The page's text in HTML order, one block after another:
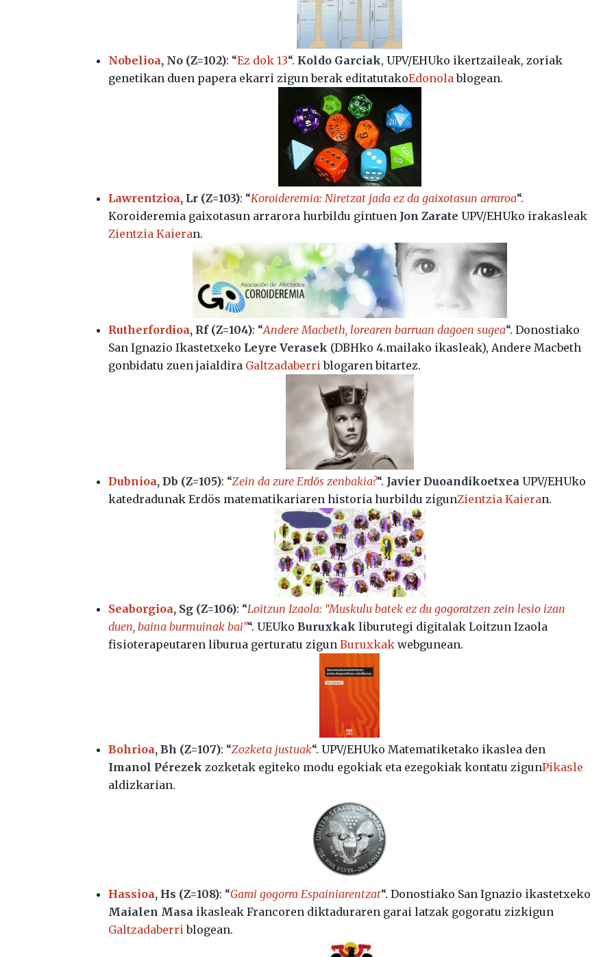
Nobelioa, No (Z=102): “Ez dok 13“. Koldo Garciak, UPV/EHUko ikertzaileak, zoriak
genetikan duen papera ekarri zigun berak editatutakoEdonola blogean.
Lawrentzioa, Lr (Z=103): “Koroideremia: Niretzat jada ez da gaixotasun arraroa“.
Koroideremia gaixotasun arrarora hurbildu gintuen Jon Zarate UPV/EHUko irakasleak
Zientzia Kaieran.
Rutherfordioa, Rf (Z=104): “Andere Macbeth, lorearen barruan dagoen sugea“. Donostiako
San Ignazio Ikastetxeko Leyre Verasek (DBHko 4.mailako ikasleak), Andere Macbeth
gonbidatu zuen jaialdira Galtzadaberriblogaren bitartez.
Dubnioa, Db (Z=105): “Zein da zure Erdös zenbakia?“. Javier Duoandikoetxea UPV/EHUko
katedradunak Erdös matematikariaren historia hurbildu zigunZientzia Kaieran.
Seaborgioa, Sg (Z=106): “Loitzun Izaola: “Muskulu batek ez du gogoratzen zein lesio izan
duen, baina burmuinak bai”“. UEUkoBuruxkak liburutegi digitalak Loitzun Izaola
fisioterapeutaren liburua gerturatu zigunBuruxkak webgunean.
Bohrioa, Bh (Z=107): “Zozketa justuak“. UPV/EHUko Matematiketako ikaslea den
Imanol Pérezek zozketak egiteko modu egokiak eta ezegokiak kontatu zigunPikasle
aldizkarian.
Hassioa, Hs (Z=108): “Garai gogorra Espainiarentzat“. Donostiako San Ignazio ikastetxeko
Maialen Masa ikasleak Francoren diktaduraren garai latzak gogoratu zizkigun
Galtzadaberri blogean.